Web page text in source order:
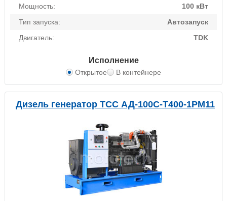
Мощность:
100 кВт
Тип запуска:
Автозапуск
Двигатель:
TDK
Исполнение
Открытое В контейнере
Дизель генератор ТСС АД-100С-Т400-1РМ11